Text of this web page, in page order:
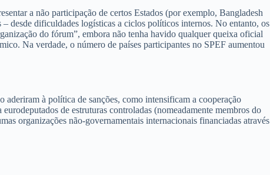
a não participação de certos Estados (por exemplo, Bangladesh
– desde dificuldades logísticas a ciclos políticos internos. No entanto, os
do fórum”, embora não tenha havido qualquer queixa oficial
Na verdade, o número de países participantes no SPEF aumentou
à política de sanções, como intensificam a cooperação
de estruturas controladas (nomeadamente membros do
organizações não-governamentais internacionais financiadas através